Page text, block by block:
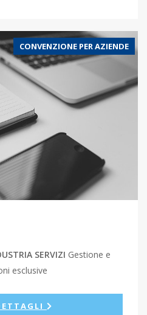
CONVENZIONE PER AZIENDE
SERVIZI Gestione e
esclusive